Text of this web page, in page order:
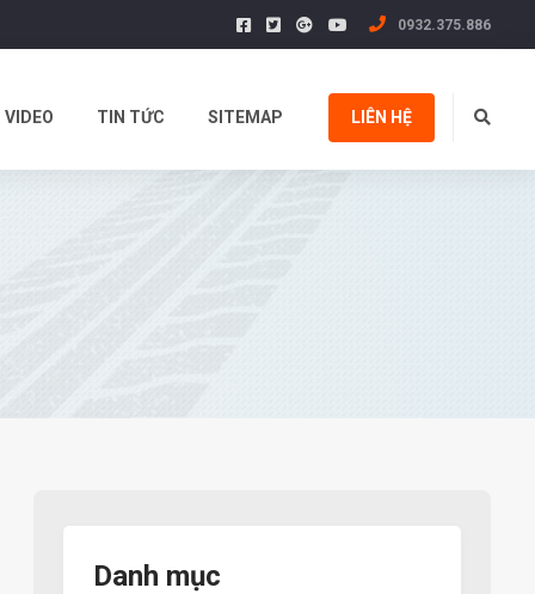
0932.375.886
VIDEO TIN TỨC SITEMAP LIÊN HỆ
Danh mục